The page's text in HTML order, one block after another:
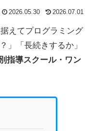
2026.05.30 2026.07.01
えてプログラミング
」「長続きするか」
指導スクール・ワン